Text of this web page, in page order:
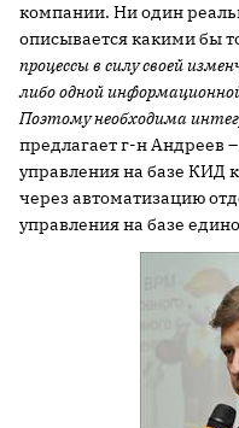
компании. Ни один
описывается какими бы
процессы в силу своей
либо одной
Поэтому необходима
предлагает г-н Андреев
управления на базе КИД
через автоматизацию
управления на базе